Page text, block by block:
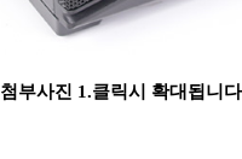
첨부사진 1.클릭시 확대됩니